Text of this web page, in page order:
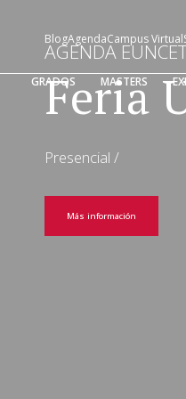
GRADOS MASTERS
BlogAgendaCampus Virtual
AGENDA
Feria
Presencial /
Más información